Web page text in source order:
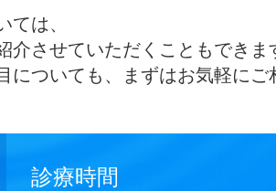
ては、
介させていただくこともできま
についても、まずはお気軽に
診療時間